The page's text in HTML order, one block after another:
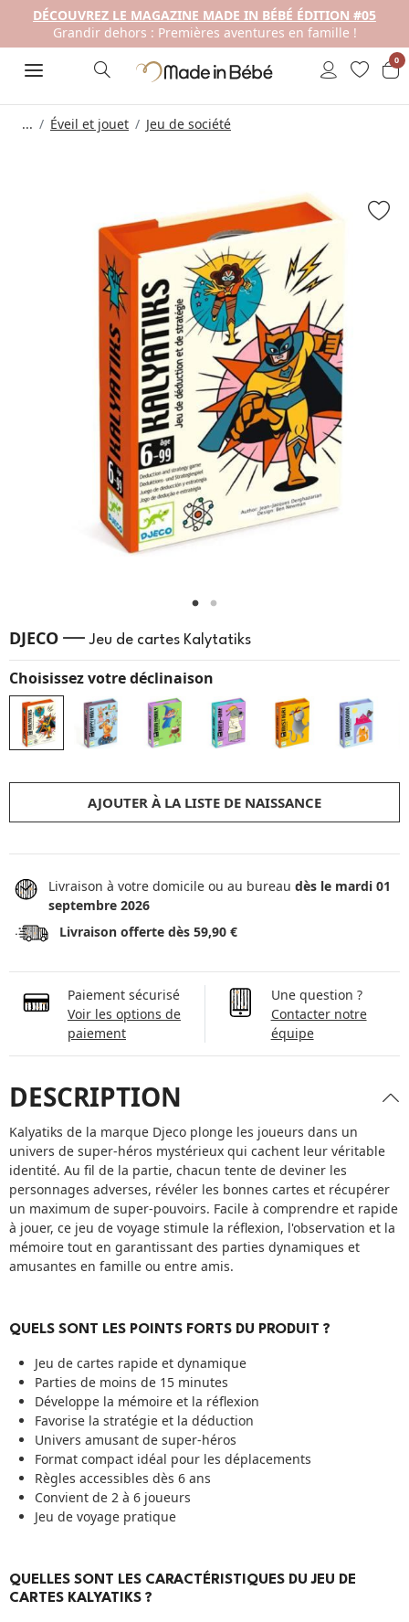
DÉCOUVREZ LE MAGAZINE MADE IN BÉBÉ ÉDITION #05
Grandir dehors : Premières aventures en famille !
0
... Éveil et jouet Jeu de société
DJECO — Jeu de cartes Kalytatiks
Choisissez votre déclinaison
AJOUTER À LA LISTE DE NAISSANCE
Livraison à votre domicile ou au bureau dès le mardi 01
septembre 2026
Livraison offerte dès 59,90 €
Paiement sécurisé
Voir les options de
paiement
Une question ?
Contacter notre
équipe
DESCRIPTION
Kalyatiks de la marque Djeco plonge les joueurs dans un
univers de super-héros mystérieux qui cachent leur véritable
identité. Au fil de la partie, chacun tente de deviner les
personnages adverses, révéler les bonnes cartes et récupérer
un maximum de super-pouvoirs. Facile à comprendre et rapide
à jouer, ce jeu de voyage stimule la réflexion, l'observation et la
mémoire tout en garantissant des parties dynamiques et
amusantes en famille ou entre amis.
QUELS SONT LES POINTS FORTS DU PRODUIT ?
Jeu de cartes rapide et dynamique
Parties de moins de 15 minutes
Développe la mémoire et la réflexion
Favorise la stratégie et la déduction
Univers amusant de super-héros
Format compact idéal pour les déplacements
Règles accessibles dès 6 ans
Convient de 2 à 6 joueurs
Jeu de voyage pratique
QUELLES SONT LES CARACTÉRISTIQUES DU JEU DE
CARTES KALYATIKS ?